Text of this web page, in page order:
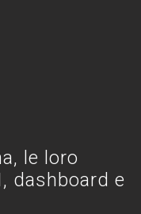
le loro
dashboard e